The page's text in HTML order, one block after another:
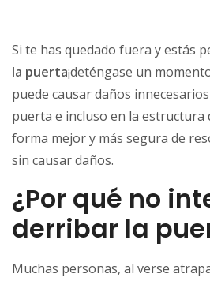
Si te has quedado fuera y estás
la puerta¡deténgase un
puede causar daños
puerta e incluso en la estructura
forma mejor y más segura de
sin causar daños.
¿Por qué no
derribar la
Muchas personas, al verse